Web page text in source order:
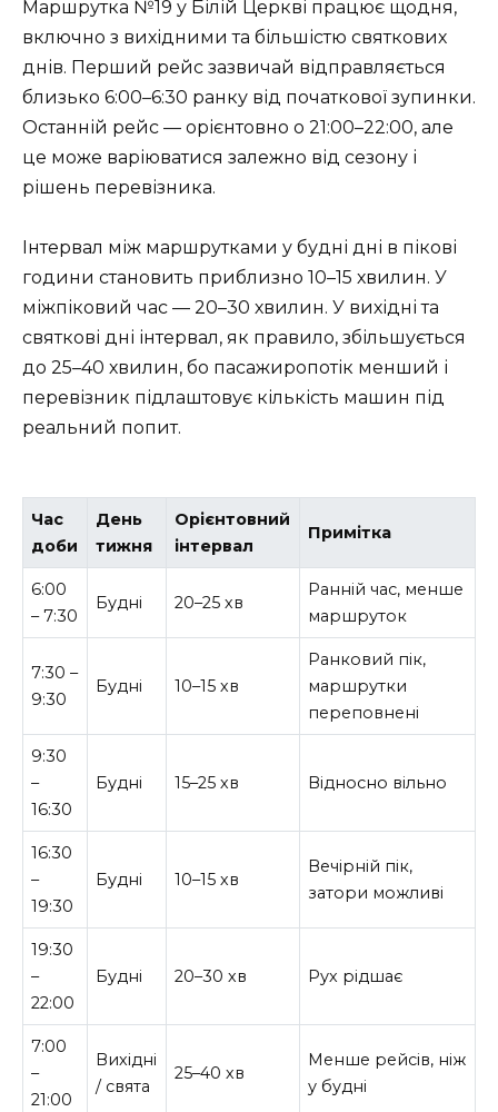
Маршрутка №19 у Білій Церкві працює щодня,
включно з вихідними та більшістю святкових
днів. Перший рейс зазвичай відправляється
близько 6:00–6:30 ранку від початкової зупинки.
Останній рейс — орієнтовно о 21:00–22:00, але
це може варіюватися залежно від сезону і
рішень перевізника.
Інтервал між маршрутками у будні дні в пікові
години становить приблизно 10–15 хвилин. У
міжпіковий час — 20–30 хвилин. У вихідні та
святкові дні інтервал, як правило, збільшується
до 25–40 хвилин, бо пасажиропотік менший і
перевізник підлаштовує кількість машин під
реальний попит.
Час
доби
День
тижня
Орієнтовний
інтервал
Примітка
6:00
– 7:30
Будні 20–25 хв
Ранній час, менше
маршруток
7:30 –
9:30
Будні 10–15 хв
Ранковий пік,
маршрутки
переповнені
9:30
–
16:30
Будні 15–25 хв Відносно вільно
16:30
–
19:30
Будні 10–15 хв
Вечірній пік,
затори можливі
19:30
–
22:00
Будні 20–30 хв Рух рідшає
7:00
–
21:00
Вихідні
/ свята
25–40 хв
Менше рейсів, ніж
у будні